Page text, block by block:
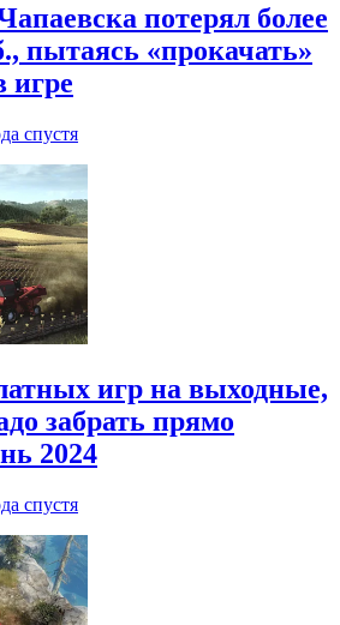
потерял более
пытаясь «прокачать»
игре
спустя
игр на выходные,
забрать прямо
2024
спустя